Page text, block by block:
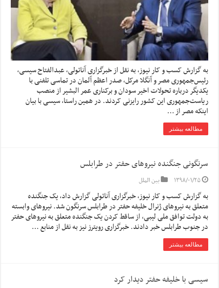
به گزارش کسب و کار نیوز، به نقل از خبرگزاری آناتولی، عبدالفتاح سیسی،
رئیس‌جمهوری مصر و آنگلا مرکل، صدر اعظم آلمان در تماسی تلفنی با
یکدیگر درباره تحولات اخیر سودان و برکناری عمر البشیر از منصب
ریاست‌جمهوری این کشور رایزنی کردند. در همین راستا، سیسی با بیان
اینکه مصر از …
مطالعه بیشتر
سرنگونی جنگنده نیروهای حفتر در طرابلس
۱۳۹۸/۰۱/۲۵ بین الملل
به گزارش کسب و کار نیوز، خبرگزاری آناتولی گزارش داد، یک جنگنده
متعلق به نیروهای ژنرال خلیفه حفتر در طرابلس سرنگون شد. نیروهای وابسته
به دولت توافق ملی لیبی، از ساقط کردن یک جنگنده متعلق به نیروهای حفتر
در جنوب طرابلس خبر دادند. خبرگزاری رویترز نیز به نقل از منابع …
مطالعه بیشتر
سیسی با خلیفه حفتر دیدار کرد